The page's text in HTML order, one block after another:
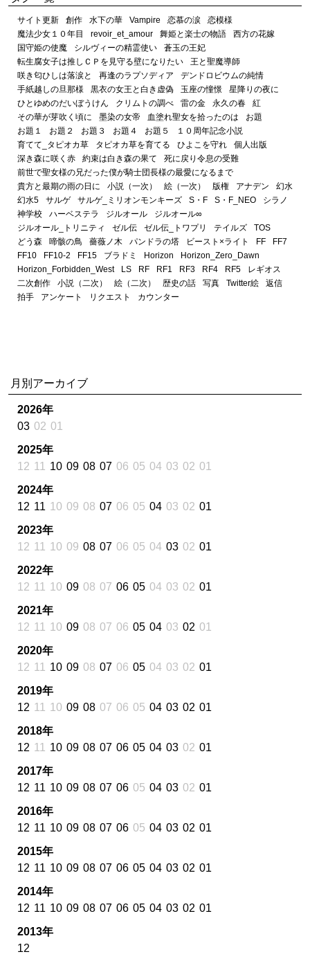
サイト更新 創作 水下の華 Vampire 恋慕の涙
恋模様
魔法少女１０年目
revoir_et_amour 舞姫と楽士の物語
西方の花嫁
国守姫の使魔
シルヴィーの精霊使い
蒼玉の王妃
転生腐女子は推しＣＰを見守る壁になりたい
王と聖魔導師
咲き匂ひしは落涙と
再逢のラプソディア
デンドロビウムの純情
手紙越しの旦那様
黒衣の女王と白き虚偽 玉座の憧憬
星降りの夜に
ひとゆめのだいぼうけん
クリムトの調べ 雷の金 永久の春
紅
その華が芽吹く頃に
墨染の女帝 血塗れ聖女を拾ったのは
お題
お題１
お題２ お題３ お題４ お題５
１０周年記念小説
育てて_タピオカ草
タピオカ草を育てる ひよこを守れ
個人出版
深き森に咲く赤
約束は白き森の果て
死に戻り令息の受難
前世で聖女様の兄だった僕が騎士団長様の最愛になるまで
貴方と最期の雨の日に
小説（一次） 絵（一次） 版権 アナデン
幻水
幻水5
サルゲ サルゲ_ミリオンモンキーズ S・F S・F_NEO
シラノ
神学校
ハーベステラ ジルオール
ジルオール∞
ジルオール_トリニティ
ゼル伝 ゼル伝_トワプリ テイルズ
TOS
どう森
啼骸の鳥 薔薇ノ木 パンドラの塔 ビースト×ライト FF
FF7
FF10
FF10-2 FF15 ブラドミ Horizon
Horizon_Zero_Dawn
Horizon_Forbidden_West
LS RF RF1 RF3 RF4 RF5
レギオス
二次創作
小説（二次） 絵（二次） 歴史の話 写真 Twitter絵
返信
拍手
アンケート リクエスト カウンター
月別アーカイブ
2026年
03 02 01
2025年
12 11 10 09 08 07 06 05 04 03 02 01
2024年
12 11 10 09 08 07 06 05 04 03 02 01
2023年
12 11 10 09 08 07 06 05 04 03 02 01
2022年
12 11 10 09 08 07 06 05 04 03 02 01
2021年
12 11 10 09 08 07 06 05 04 03 02 01
2020年
12 11 10 09 08 07 06 05 04 03 02 01
2019年
12 11 10 09 08 07 06 05 04 03 02 01
2018年
12 11 10 09 08 07 06 05 04 03 02 01
2017年
12 11 10 09 08 07 06 05 04 03 02 01
2016年
12 11 10 09 08 07 06 05 04 03 02 01
2015年
12 11 10 09 08 07 06 05 04 03 02 01
2014年
12 11 10 09 08 07 06 05 04 03 02 01
2013年
12